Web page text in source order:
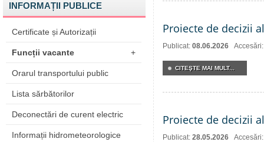
INFORMAȚII PUBLICE
Certificate și Autorizații
Funcții vacante +
Orarul transportului public
Lista sărbătorilor
Deconectări de curent electric
Informații hidrometeorologice
Proiecte de decizii
Publicat: 08.06.2026
CITEŞTE MAI MULT...
Proiecte de decizii
Publicat: 28.05.2026